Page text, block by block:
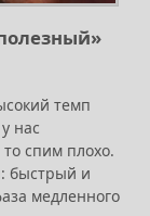
темп
нас
спим плохо.
быстрый и
медленного